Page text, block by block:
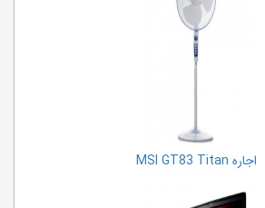
اجاره MSI GT83 Titan